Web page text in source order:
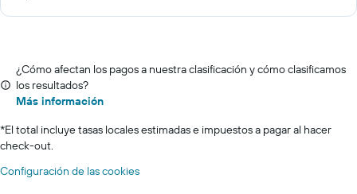
¿Cómo afectan los pagos a nuestra clasificación y cómo clasificamos
los resultados?
Más información
*El total incluye tasas locales estimadas e impuestos a pagar al hacer
check-out.
Configuración de las cookies